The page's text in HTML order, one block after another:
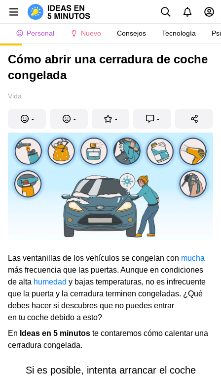
Personal Nuevo Consejos Tecnología
Cómo abrir una cerradura de coche
congelada
Vida
- - - -
Las ventanillas de los vehículos se congelan con mucha
más frecuencia que las puertas. Aunque en condiciones
de alta humedad y bajas temperaturas, no es infrecuente
que la puerta y la cerradura terminen congeladas. ¿Qué
debes hacer si descubres que no puedes entrar
en tu coche debido a esto?
En Ideas en 5 minutos te contaremos cómo calentar una
cerradura congelada.
Si es posible, intenta arrancar el coche